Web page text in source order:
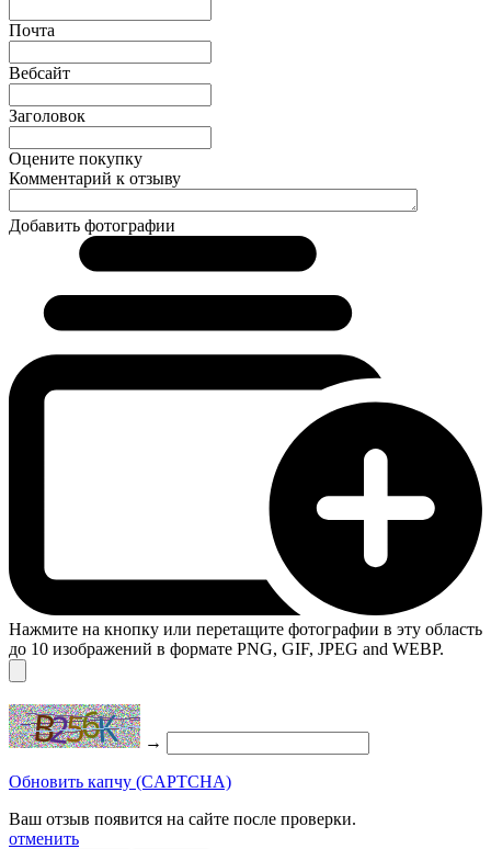
Почта
Вебсайт
Заголовок
Оцените покупку
Комментарий к отзыву
Добавить фотографии
Нажмите на кнопку или перетащите фотографии в эту область
до 10 изображений в формате PNG, GIF, JPEG and WEBP.
→
Обновить капчу (CAPTCHA)
Ваш отзыв появится на сайте после проверки.
отменить